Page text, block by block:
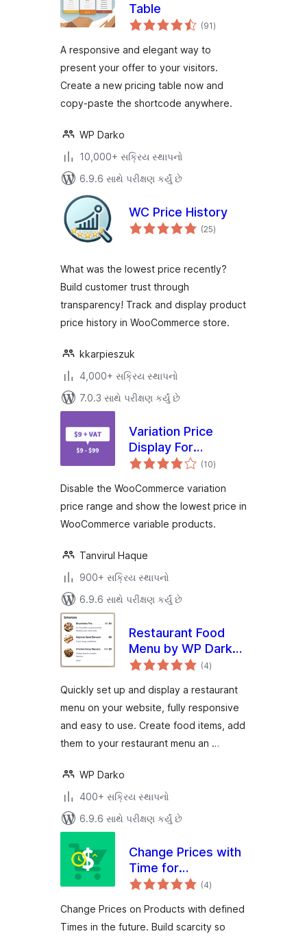
Table
(91કુલ
રેટિંગ્સ
)
A responsive and elegant way to
present your offer to your visitors.
Create a new pricing table now and
copy-paste the shortcode anywhere.
WP Darko
10,000+ સક્રિય સ્થાપનો
6.9.6 સાથે પરીક્ષણ કર્યું છે
WC Price History
(25કુલ
રેટિંગ્સ
)
What was the lowest price recently?
Build customer trust through
transparency! Track and display product
price history in WooCommerce store.
kkarpieszuk
4,000+ સક્રિય સ્થાપનો
7.0.3 સાથે પરીક્ષણ કર્યું છે
Variation Price
Display For
WooCommerce
(10કુલ
રેટિંગ્સ
)
Disable the WooCommerce variation
price range and show the lowest price in
WooCommerce variable products.
Tanvirul Haque
900+ સક્રિય સ્થાપનો
6.9.6 સાથે પરીક્ષણ કર્યું છે
Restaurant Food
Menu by WP Darko
– Drag & Drop
Builder for
WordPress
(4કુલ
રેટિંગ્સ
)
Quickly set up and display a restaurant
menu on your website, fully responsive
and easy to use. Create food items, add
them to your restaurant menu an …
WP Darko
400+ સક્રિય સ્થાપનો
6.9.6 સાથે પરીક્ષણ કર્યું છે
Change Prices with
Time for
WooCommerce
(4કુલ
રેટિંગ્સ
)
Change Prices on Products with defined
Times in the future. Build scarcity so